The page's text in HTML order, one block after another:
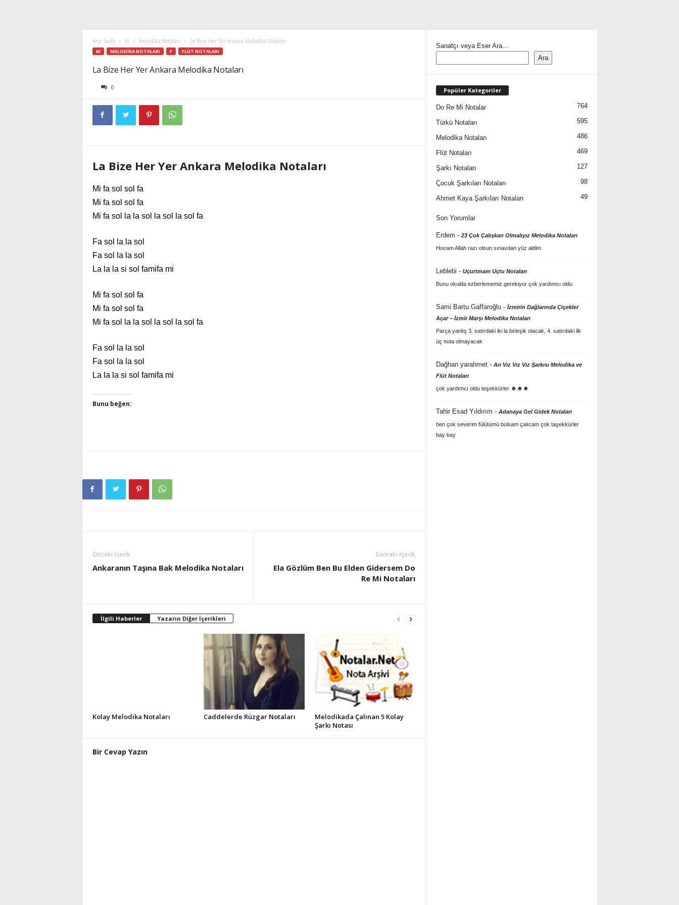
Ana Sayfa M Melodika Notaları La Bize Her Yer Ankara Melodika Notaları
M MELODIKA NOTALARI F FLÜT NOTALARI
La Bize Her Yer Ankara Melodika Notaları
0
La Bize Her Yer Ankara Melodika Notaları
Mi fa sol sol fa
Mi fa sol sol fa
Mi fa sol la la sol la sol la sol fa
Fa sol la la sol
Fa sol la la sol
La la la si sol famifa mi
Mi fa sol sol fa
Mi fa sol sol fa
Mi fa sol la la sol la sol la sol fa
Fa sol la la sol
Fa sol la la sol
La la la si sol famifa mi
Bunu beğen:
Önceki İçerik
Ankaranın Taşına Bak Melodika Notaları
Sonraki İçerik
Ela Gözlüm Ben Bu Elden Gidersem Do
Re Mi Notaları
İlgili Haberler Yazarın Diğer İçerikleri
Kolay Melodika Notaları Caddelerde Rüzgar Notaları
Melodikada Çalınan 5 Kolay
Şarkı Notası
Bir Cevap Yazın
Sanatçı veya Eser Ara...
Ara
Popüler Kategoriler
Do Re Mi Notalar 764
Türkü Notaları 595
Melodika Notaları 486
Flüt Notaları 469
Şarkı Notaları 127
Çocuk Şarkıları Notaları 98
Ahmet Kaya Şarkıları Notaları 49
Son Yorumlar
Erdem - 23 Çok Çalışkan Olmalıyız Melodika Notaları
Hocam Allah razı olsun sınavdan yüz aldim
Leblebi - Uçurtmam Uçtu Notaları
Bunu okulda ezberlememiz gerekiyor çok yardımcı oldu
Sami Bartu Gaffaroğlu- İzmirin Dağlarında Çiçekler
Açar – İzmir Marşı Melodika Notaları
Parça yanlış 3. satırdaki iki la birleşik olacak, 4. satırdaki ilk
üç nota olmayacak
Dağhan yarahmet- Arı Vız Vız Vız Şarkısı Melodika ve
Flüt Notaları
çok yardımcı oldu teşekkürler ☻☻☻
Tahir Esad Yıldırım - Adanaya Gel Gidek Notaları
ben çok severim fülütümü bulsam çalıcam çok taşekkürler
bay bay